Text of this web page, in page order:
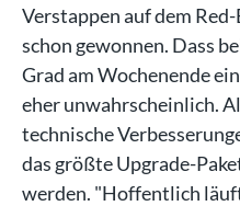
Verstappen auf dem
schon gewonnen. Dass
Grad am Wochenende
eher unwahrscheinlich.
technische
das größte Upgrade-
werden. "Hoffentlich